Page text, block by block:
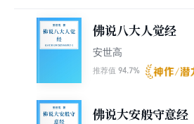
纂的《众经目录》记载，安世高所译经
《历代三宝记》和《开元释教录》所载
经目录》为多。有关修持的5种中，《大
了数、随、止、观、还、净六种法门，
有；《五十校计经》提到十方佛现在说
悉得佛道，则属于大乘的经典，可据以
况。他译文条理清楚，措辞恰当，但偏
佛说八大人觉经
安世高
推荐值 94.7%
佛说大安般守意经